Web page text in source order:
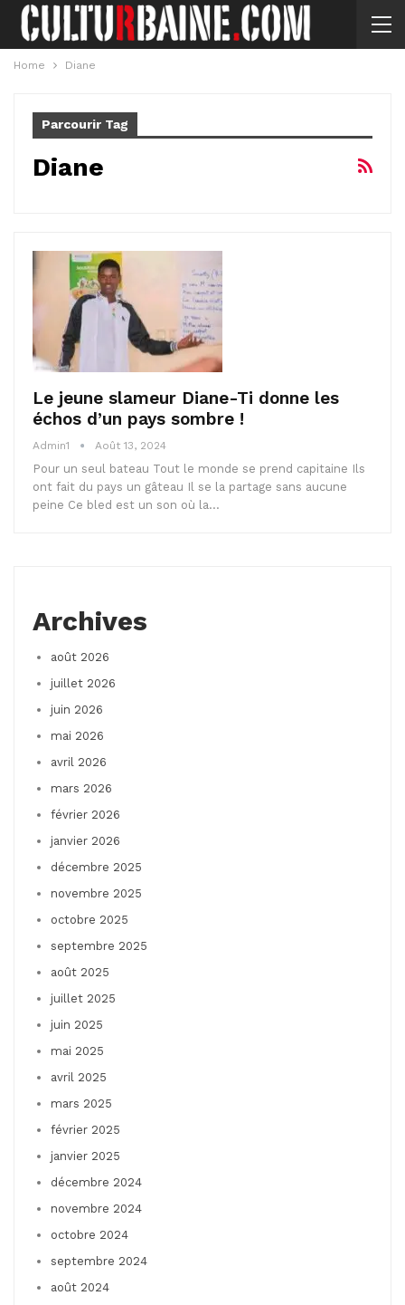
Home Diane
Parcourir Tag
Diane
Le jeune slameur Diane-Ti donne les
échos d’un pays sombre !
Admin1 Août 13, 2024
Pour un seul bateau Tout le monde se prend capitaine Ils
ont fait du pays un gâteau Il se la partage sans aucune
peine Ce bled est un son où la…
Archives
août 2026
juillet 2026
juin 2026
mai 2026
avril 2026
mars 2026
février 2026
janvier 2026
décembre 2025
novembre 2025
octobre 2025
septembre 2025
août 2025
juillet 2025
juin 2025
mai 2025
avril 2025
mars 2025
février 2025
janvier 2025
décembre 2024
novembre 2024
octobre 2024
septembre 2024
août 2024